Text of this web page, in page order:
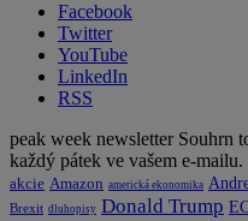
Facebook
Twitter
YouTube
LinkedIn
RSS
peak week newsletter Souhrn
každý pátek ve vašem e-mailu.
akcie Amazon americká ekonomika
Brexit dluhopisy Donald Trump